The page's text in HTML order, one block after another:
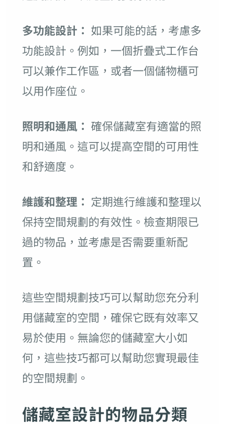
多功能設計： 如果可能的話，考慮多
功能設計。例如，一個折疊式工作台
可以兼作工作區，或者一個儲物櫃可
以用作座位。
照明和通風： 確保儲藏室有適當的照
明和通風。這可以提高空間的可用性
和舒適度。
維護和整理： 定期進行維護和整理以
保持空間規劃的有效性。檢查期限已
過的物品，並考慮是否需要重新配
置。
這些空間規劃技巧可以幫助您充分利
用儲藏室的空間，確保它既有效率又
易於使用。無論您的儲藏室大小如
何，這些技巧都可以幫助您實現最佳
的空間規劃。
儲藏室設計的物品分類